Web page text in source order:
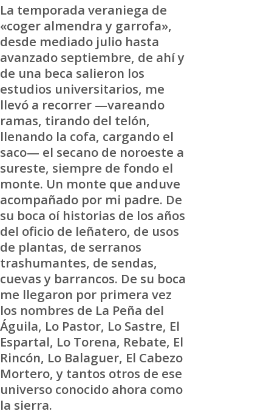
La temporada veraniega de
«coger almendra y garrofa»,
desde mediado julio hasta
avanzado septiembre, de ahí y
de una beca salieron los
estudios universitarios, me
llevó a recorrer —vareando
ramas, tirando del telón,
llenando la cofa, cargando el
saco— el secano de noroeste a
sureste, siempre de fondo el
monte. Un monte que anduve
acompañado por mi padre. De
su boca oí historias de los años
del oficio de leñatero, de usos
de plantas, de serranos
trashumantes, de sendas,
cuevas y barrancos. De su boca
me llegaron por primera vez
los nombres de La Peña del
Águila, Lo Pastor, Lo Sastre, El
Espartal, Lo Torena, Rebate, El
Rincón, Lo Balaguer, El Cabezo
Mortero, y tantos otros de ese
universo conocido ahora como
la sierra.